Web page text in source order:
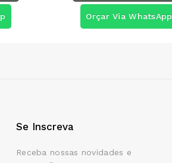
Orçar Via WhatsApp
Se Inscreva
Receba nossas novidades e